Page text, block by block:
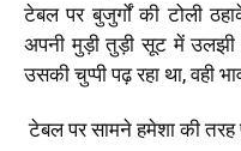
टेबल पर बुजुर्गों की टोली
अपनी मुड़ी तुड़ी सूट में उलझी
उसकी चुप्पी पढ़ रहा था, वही
टेबल पर सामने हमेशा की तरह